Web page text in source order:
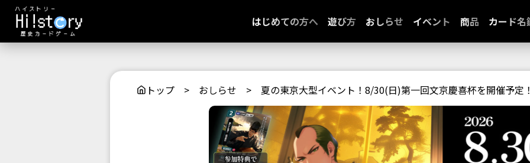
はじめての方へ 遊び方 おしらせ イベント 商品 カード名
トップ> おしらせ > 夏の東京大型イベント！8/30(日)第一回文京慶喜杯を開催予定